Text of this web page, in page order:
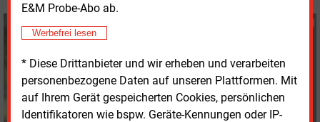
E&M Probe-Abo ab.
Werbefrei lesen
* Diese Drittanbieter und wir erheben und verarbeiten
personenbezogene Daten auf unseren Plattformen. Mit
auf Ihrem Gerät gespeicherten Cookies, persönlichen
Identifikatoren wie bspw. Geräte-Kennungen oder IP-
und-management.de